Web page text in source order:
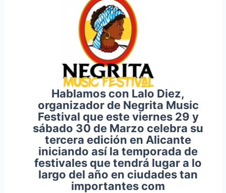
Hablamos con Lalo Diez,
organizador de Negrita Music
Festival que este viernes 29 y
sábado 30 de Marzo celebra su
tercera edición en Alicante
iniciando así la temporada de
festivales que tendrá lugar a lo
largo del año en ciudades tan
importantes com